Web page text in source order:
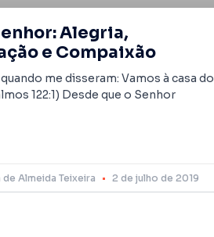
Alegria,
e Compaixão
me disseram: Vamos à casa do
122:1) Desde que o Senhor
de Almeida Teixeira 2 de julho de 2019